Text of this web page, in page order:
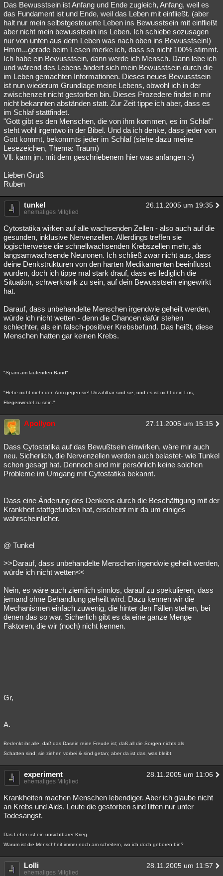
Das Bewusstsein ist Anfang und Ende zugleich, Anfang, weil es
das Fundament ist und Ende, weil das Leben mit einfließt. (aber
halt nur mein selbstgesteuerte Leben ins Bewusstsein mit einfließt
aber nicht mein bewusstsein ins Leben. Ich schiebe sozusagen
nur von unten aus dem Leben was nach oben ins Bewusstsein!)
Hmm...gerade beim Lesen merke ich, dass so nicht 100% stimmt.
Ich habe ein Bewusstsein, dann werde ich Mensch. Dann lebe ich
und wärend des Lebens ändert sich mein Bewusstsein durch die
im Leben gemachten Informationen. Dieses neues Bewusstsein
ist nun wiederum Grundlage meine Lebens, obwohl ich in der
zwischenzeit nicht gestorben bin. Dieses Prozedere findet in mir
nicht bekannten abständen statt. Zur Zeit tippe ich aber, dass es
im Schlaf stattfindet.
"Gott gibt es den Menschen, die von ihm kommen, es im Schlaf"
steht wohl irgentwo in der Bibel. Und da ich denke, dass jeder von
Gott kommt, bekommts jeder im Schlaf (siehe dazu meine
Lesezeichen, Thema: Traum)
Vll. kann jm. mit dem geschriebenem hier was anfangen :-)
Lieben Gruß
Ruben
tunkel 26.11.2005 um 19:35
ehemaliges Mitglied
Cytostatika wirken auf alle wachsenden Zellen - also auch auf die
gesunden, inklusive Nervenzellen. Allerdings treffen sie
logischerweise die schnellwachsenden Krebszellen mehr, als
langsamwachsende Neuronen. Ich schließ zwar nicht aus, dass
deine Denkstrukturen von den harten Medikamenten beeinflusst
wurden, doch ich tippe mal stark drauf, dass es lediglich die
Situation, schwerkrank zu sein, auf dein Bewusstsein eingewirkt
hat.
Darauf, dass unbehandelte Menschen irgendwie geheilt werden,
würde ich nicht wetten - denn die Chancen dafür stehen
schlechter, als ein falsch-positiver Krebsbefund. Das heißt, diese
Menschen hatten gar keinen Krebs.
"Spam am laufenden Band"
"Hebe nicht mehr den Arm gegen sie! Unzählbar sind sie, und es ist nicht dein Los,
Fliegenwedel zu sein."
Apollyon 27.11.2005 um 15:15
Dass Cytostatika auf das Bewußtsein einwirken, wäre mir auch
neu. Sicherlich, die Nervenzellen werden auch belastet- wie Tunkel
schon gesagt hat. Dennoch sind mir persönlich keine solchen
Probleme im Umgang mit Cytostatika bekannt.
Dass eine Änderung des Denkens durch die Beschäftigung mit der
Krankheit stattgefunden hat, erscheint mir da um einiges
wahrscheinlicher.
@ Tunkel
>>Darauf, dass unbehandelte Menschen irgendwie geheilt werden,
würde ich nicht wetten<<
Nein, es wäre auch ziemlich sinnlos, darauf zu spekulieren, dass
jemand ohne Behandlung geheilt wird. Dazu kennen wir die
Mechanismen einfach zuwenig, die hinter den Fällen stehen, bei
denen das so war. Sicherlich gibt es da eine ganze Menge
Faktoren, die wir (noch) nicht kennen.
Gr,
A.
Bedenkt ihr alle, daß das Dasein reine Freude ist; daß all die Sorgen nichts als
Schatten sind; sie ziehen vorbei & sind getan; aber da ist das, was bleibt.
experiment 28.11.2005 um 11:06
ehemaliges Mitglied
Krankheiten machen Menschen lebendiger. Aber ich glaube nicht
an Krebs und Aids. Leute die gestorben sind litten nur unter
Todesangst.
Das Leben ist ein unsichtbarer Krieg.
Warum ist die Menschheit immer noch am scheitern, wo ich doch geboren bin?
Lolli 28.11.2005 um 11:57
ehemaliges Mitglied